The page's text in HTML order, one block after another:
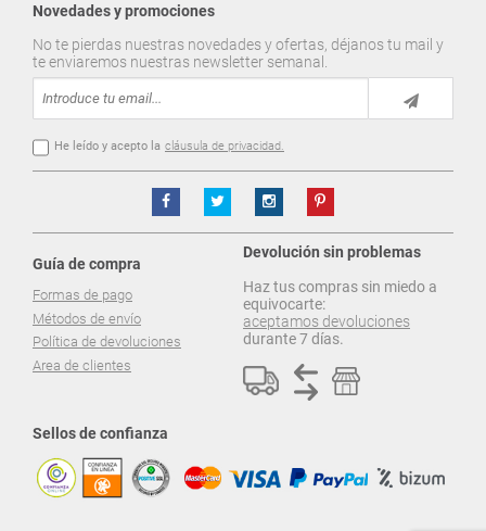
Novedades y promociones
No te pierdas nuestras novedades y ofertas, déjanos tu mail y
te enviaremos nuestras newsletter semanal.
He leído y acepto la cláusula de privacidad.
Guía de compra
Formas de pago
Métodos de envío
Política de devoluciones
Area de clientes
Devolución sin problemas
Haz tus compras sin miedo a
equivocarte:
aceptamos devoluciones
durante 7 días.
Sellos de confianza